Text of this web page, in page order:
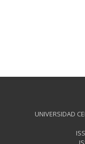
UNIVERSIDAD